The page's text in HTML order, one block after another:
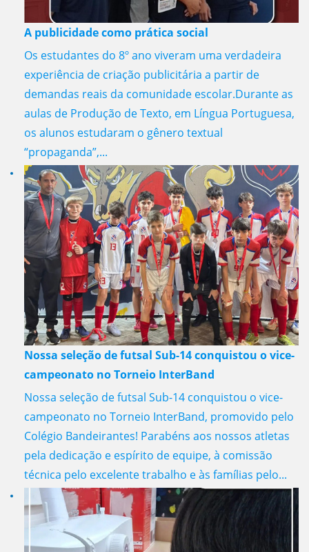
A publicidade como prática social
Os estudantes do 8º ano viveram uma verdadeira
experiência de criação publicitária a partir de
demandas reais da comunidade escolar.Durante as
aulas de Produção de Texto, em Língua Portuguesa,
os alunos estudaram o gênero textual
“propaganda”,...
Nossa seleção de futsal Sub-14 conquistou o vice-
campeonato no Torneio InterBand
Nossa seleção de futsal Sub-14 conquistou o vice-
campeonato no Torneio InterBand, promovido pelo
Colégio Bandeirantes! Parabéns aos nossos atletas
pela dedicação e espírito de equipe, à comissão
técnica pelo excelente trabalho e às famílias pelo...